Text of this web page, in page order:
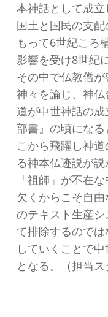
本神話として成
国土と国民の支
もって6世紀ころ
影響を受け8世紀
その中で仏教僧
神々を論じ、神
道が中世神話の
部書』の頃にな
こから飛躍し神
る神本仏迹説が説
「祖師」が不在
欠くからこそ自
のテキスト生産
て排除するので
していくことで
となる。（担当ス